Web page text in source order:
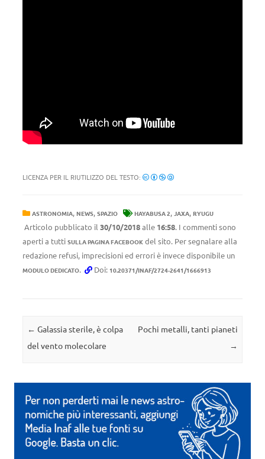
LICENZA PER IL RIUTILIZZO DEL TESTO:
ASTRONOMIA, NEWS, SPAZIO HAYABUSA 2, JAXA, RYUGU
Articolo pubblicato il 30/10/2018alle 16:58. I commenti sono
aperti a tutti SULLA PAGINA FACEBOOK del sito. Per segnalare alla
redazione refusi, imprecisioni ed errori è invece disponibile un
MODULO DEDICATO. Doi: 10.20371/INAF/2724-2641/1666913
Navigazione articolo
← Galassia sterile, è colpa
del vento molecolare
Pochi metalli, tanti pianeti
→